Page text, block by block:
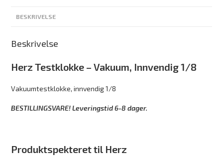
BESKRIVELSE
Beskrivelse
Herz Testklokke – Vakuum, Innvendig 1/8
Vakuumtestklokke, innvendig 1/8
BESTILLINGSVARE! Leveringstid 6-8 dager.
Produktspekteret til Herz